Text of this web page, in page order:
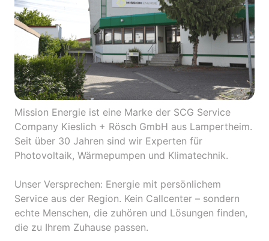
Mission Energie ist eine Marke der SCG Service
Company Kieslich + Rösch GmbH aus Lampertheim.
Seit über 30 Jahren sind wir Experten für
Photovoltaik, Wärmepumpen und Klimatechnik.
Unser Versprechen: Energie mit persönlichem
Service aus der Region. Kein Callcenter – sondern
echte Menschen, die zuhören und Lösungen finden,
die zu Ihrem Zuhause passen.